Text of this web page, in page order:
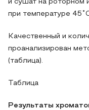
и сушат на роторном
при температуре
Качественный и
проанализирован
(таблица).
Таблица
Результаты